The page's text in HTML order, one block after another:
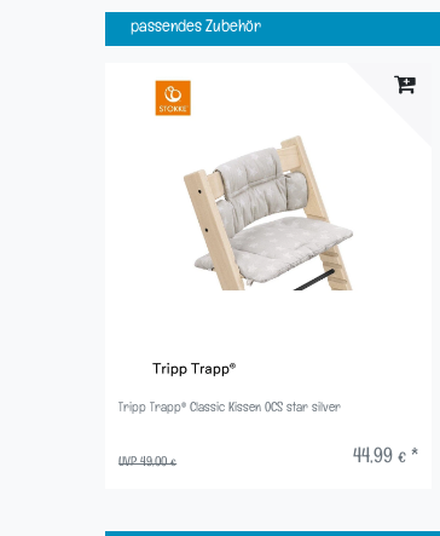
passendes Zubehör
Tripp Trapp® Classic Kissen OCS star silver
UVP 49,00 € 44,99 € *